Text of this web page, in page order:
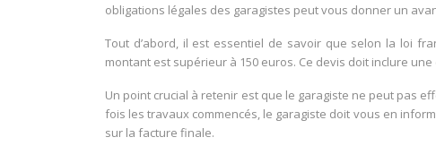
obligations légales des garagistes peut vous donner un
Tout d’abord, il est essentiel de savoir que selon la loi
montant est supérieur à 150 euros. Ce devis doit inclure
Un point crucial à retenir est que le garagiste ne peut pas
fois les travaux commencés, le garagiste doit vous en
sur la facture finale.